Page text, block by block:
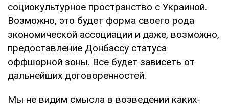
социокультурное пространство с Украиной.
Возможно, это будет форма своего рода
экономической ассоциации и даже, возможно,
предоставление Донбассу статуса
оффшорной зоны. Все будет зависеть от
дальнейших договоренностей.
Мы не видим смысла в возведении каких-